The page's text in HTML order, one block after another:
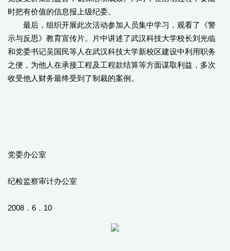
时把有价值的信息报上级纪委。
最后，组织开展此次活动参加人员集中学习，观看了《警
示与反思》教育宣传片。片中讲述了武汉科技大学校长刘光临
和党委书记吴国民等人在武汉科技大学新校区建设中利用职务
之便，为他人在承接工程及工程款结算等方面谋取利益，多次
收受他人财务最终受到了制裁的案例。
党委办公室
纪检监察审计办公室
2008．6．10